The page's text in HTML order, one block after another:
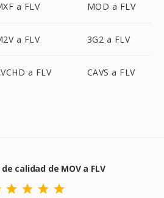
a FLV MOD a FLV
a FLV 3G2 a FLV
a FLV CAVS a FLV
calidad de MOV a FLV